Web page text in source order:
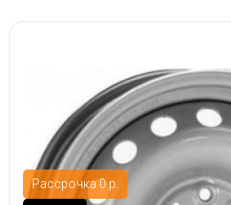
Рассрочка 0 р.